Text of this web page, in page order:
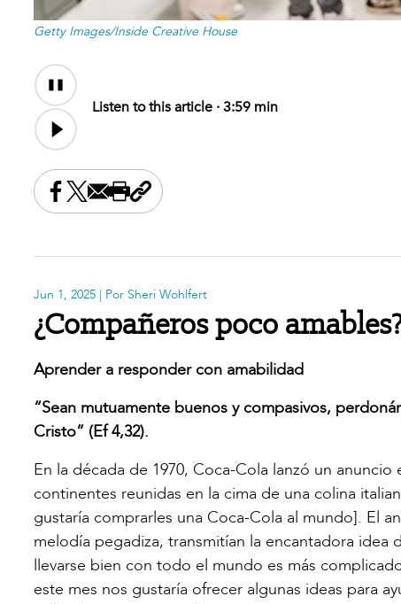
Getty Images/Inside Creative House
Audio
Content
Listen to this article ·3:59 min
Share this on Facebook
Share this on X
Share this by email
Print this page
Copy the page address
Jun 1, 2025 | Por Sheri Wohlfert
¿Compañeros poco
Aprender a responder con amabilidad
“Sean mutuamente buenos y compasivos,
Cristo” (Ef 4,32).
En la década de 1970, Coca-Cola lanzó un
continentes reunidas en la cima de una colina
gustaría comprarles una Coca-Cola al mundo]. El
melodía pegadiza, transmitían la encantadora idea
llevarse bien con todo el mundo es más
este mes nos gustaría ofrecer algunas ideas para